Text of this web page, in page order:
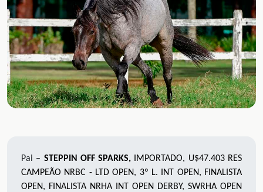
Pai – STEPPIN OFF SPARKS, IMPORTADO, U$47.403 RES
CAMPEÃO NRBC - LTD OPEN, 3º L. INT OPEN, FINALISTA
OPEN, FINALISTA NRHA INT OPEN DERBY, SWRHA OPEN